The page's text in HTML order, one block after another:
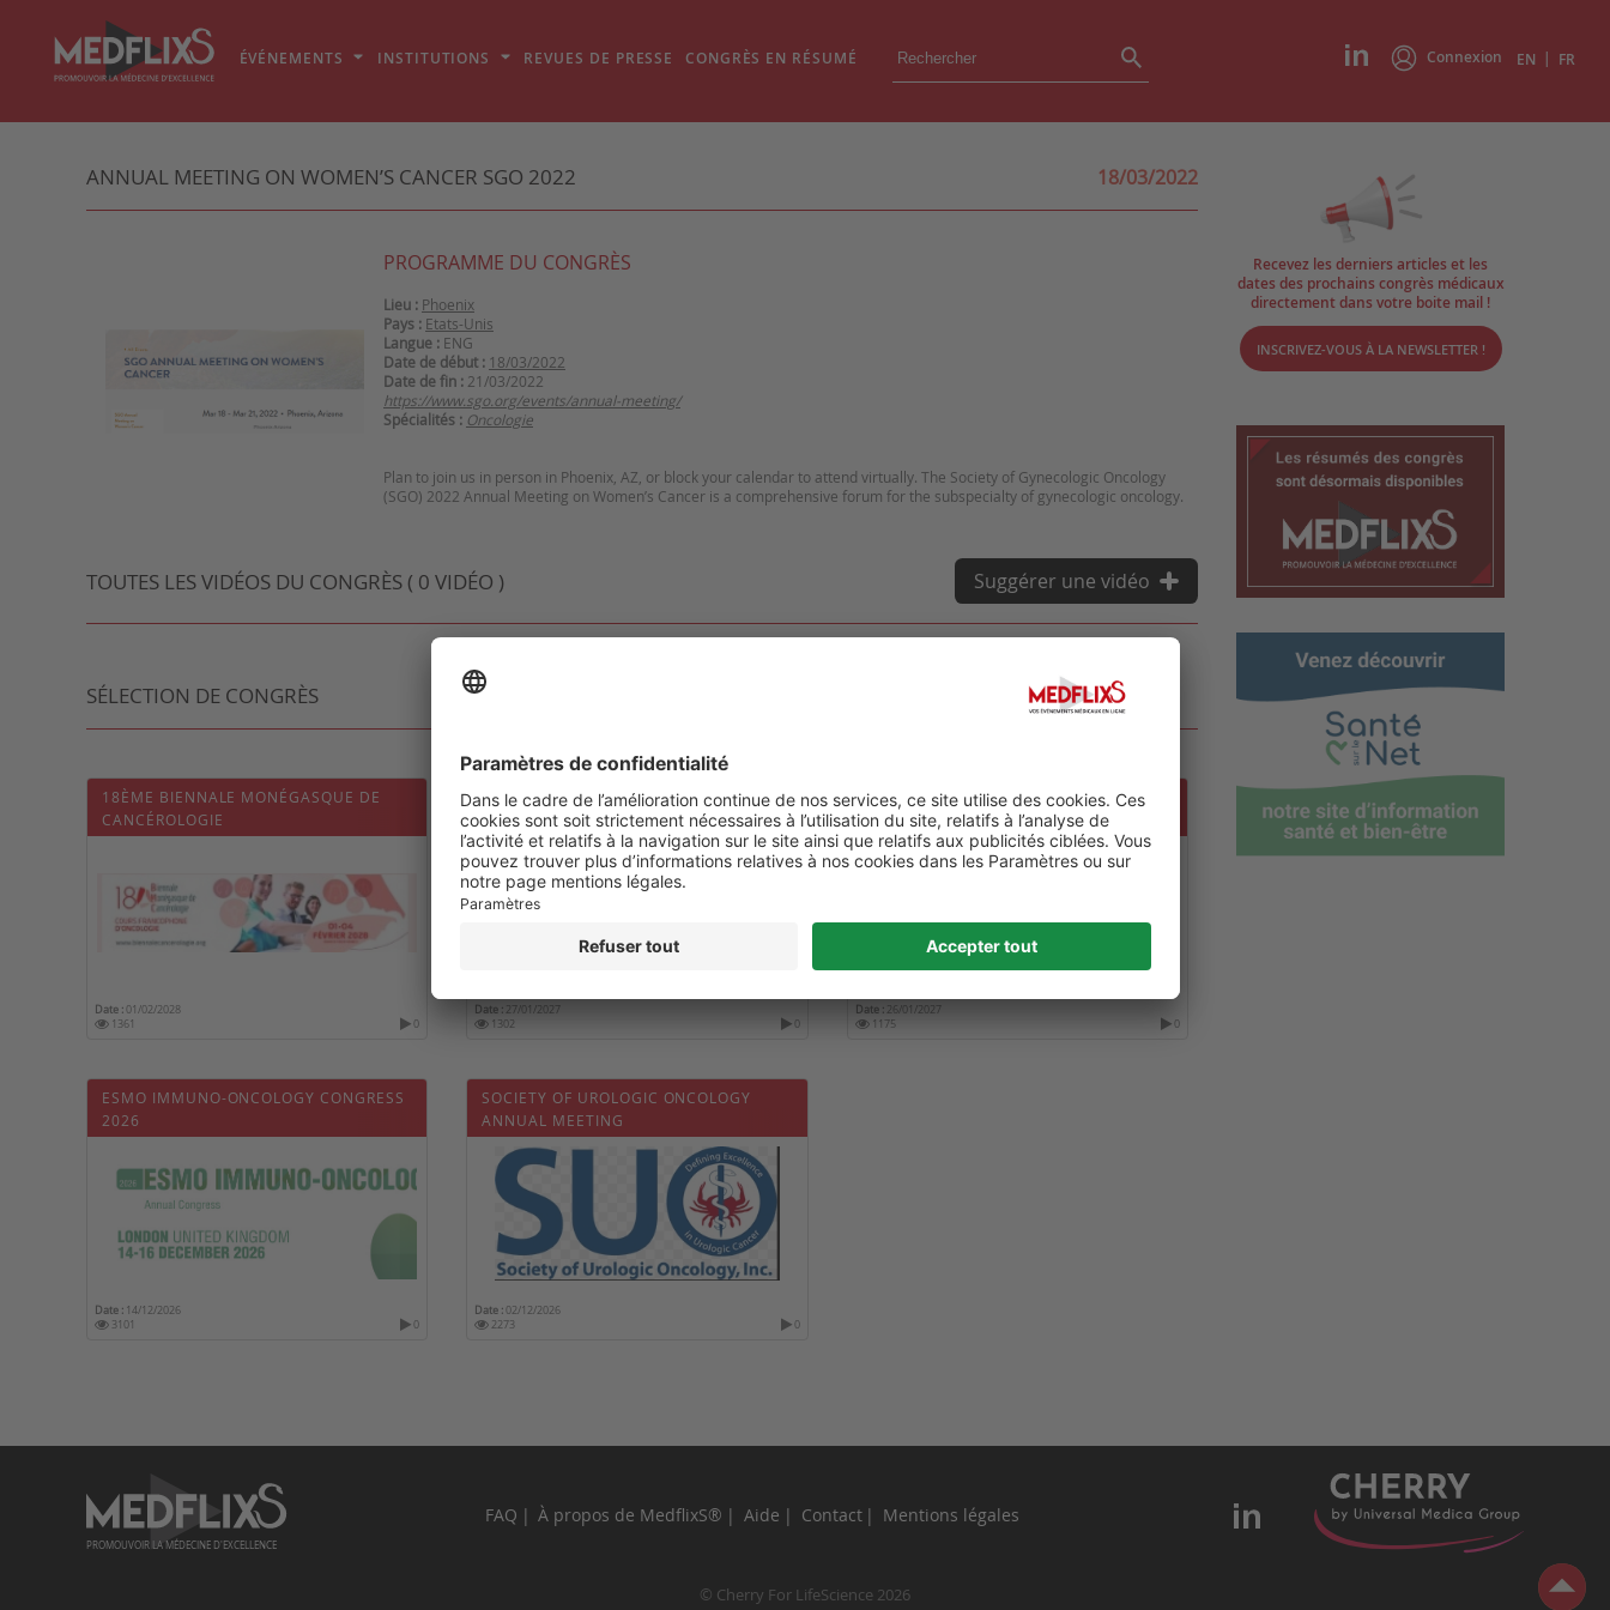
Connexion EN | FR
ÉVÉNEMENTS INSTITUTIONS REVUES DE PRESSE CONGRÈS EN RÉSUMÉ
ANNUAL MEETING ON WOMEN’S CANCER SGO 2022 18/03/2022
PROGRAMME DU CONGRÈS
Lieu : Phoenix
Pays : Etats-Unis
Langue : ENG
Date de début : 18/03/2022
Date de fin : 21/03/2022
https://www.sgo.org/events/annual-meeting/
Spécialités : Oncologie
Plan to join us in person in Phoenix, AZ, or block your calendar to attend virtually. The Society of Gynecologic Oncology
TOUTES LES VIDÉOS DU CONGRÈS ( 0 VIDÉO ) Suggérer une vidéo
SÉLECTION DE CONGRÈS
18ÈME BIENNALE MONÉGASQUE DE
CANCÉROLOGIE
Date :01/02/2028
1361
0
11ÈME MONACO AGE ONCOLOGIE 2027
Date : 27/01/2027
1302
0
2ÈME BIENNALE DES INFIRMIÈRES
SPÉCIALISÉES EN ONCOLOGIE
Date :26/01/2027
1175
0
ESMO IMMUNO-ONCOLOGY CONGRESS
2026
Date : 14/12/2026
3101
0
SOCIETY OF UROLOGIC ONCOLOGY
ANNUAL MEETING
Date :02/12/2026
2273
0
Recevez les derniers articles et les
dates des prochains congrès médicaux
directement dans votre boite mail !
INSCRIVEZ-VOUS À LA NEWSLETTER !
PROMOUVOIR LA MÉDECINE D'EXCELLENCE
FAQ À propos de MedflixS® Aide Contact Mentions légales
© Cherry For LifeScience 2026